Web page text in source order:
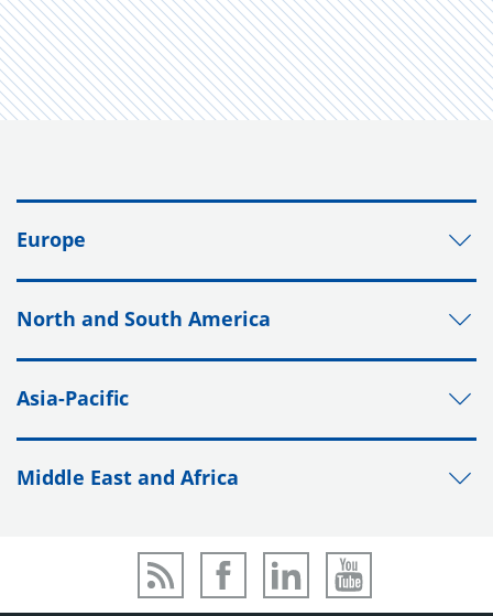
Europe
North and South America
Asia-Pacific
Middle East and Africa